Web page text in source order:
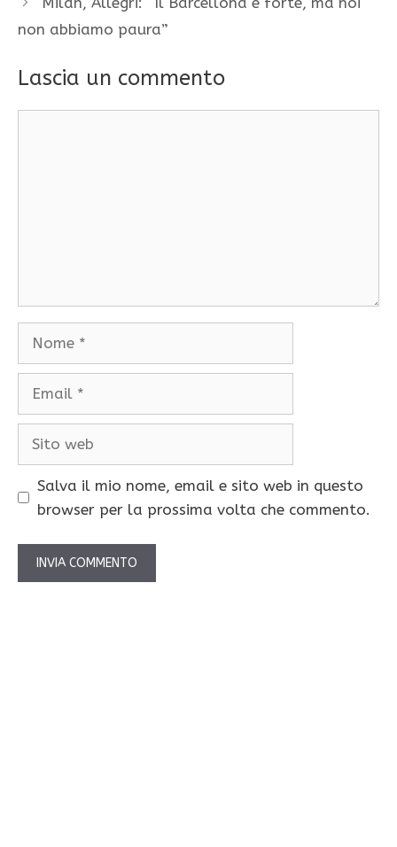
non abbiamo paura”
Lascia un commento
Salva il mio nome, email e sito web in questo
browser per la prossima volta che commento.